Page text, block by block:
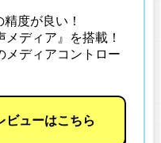
精度が良い！
メディア』を搭載！
メディアコントロー
ビューはこちら